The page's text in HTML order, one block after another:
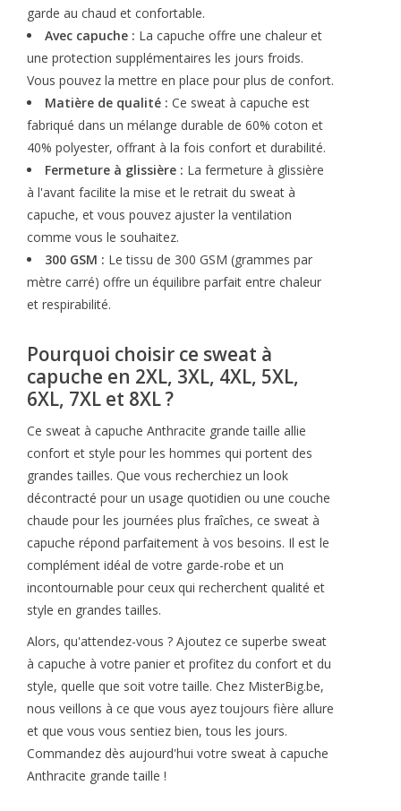
garde au chaud et confortable.
Avec capuche : La capuche offre une chaleur et
une protection supplémentaires les jours froids.
Vous pouvez la mettre en place pour plus de confort.
Matière de qualité : Ce sweat à capuche est
fabriqué dans un mélange durable de 60% coton et
40% polyester, offrant à la fois confort et durabilité.
Fermeture à glissière : La fermeture à glissière
à l'avant facilite la mise et le retrait du sweat à
capuche, et vous pouvez ajuster la ventilation
comme vous le souhaitez.
300 GSM : Le tissu de 300 GSM (grammes par
mètre carré) offre un équilibre parfait entre chaleur
et respirabilité.
Pourquoi choisir ce sweat à
capuche en 2XL, 3XL, 4XL, 5XL,
6XL, 7XL et 8XL ?
Ce sweat à capuche Anthracite grande taille allie
confort et style pour les hommes qui portent des
grandes tailles. Que vous recherchiez un look
décontracté pour un usage quotidien ou une couche
chaude pour les journées plus fraîches, ce sweat à
capuche répond parfaitement à vos besoins. Il est le
complément idéal de votre garde-robe et un
incontournable pour ceux qui recherchent qualité et
style en grandes tailles.
Alors, qu'attendez-vous ? Ajoutez ce superbe sweat
à capuche à votre panier et profitez du confort et du
style, quelle que soit votre taille. Chez MisterBig.be,
nous veillons à ce que vous ayez toujours fière allure
et que vous vous sentiez bien, tous les jours.
Commandez dès aujourd'hui votre sweat à capuche
Anthracite grande taille !